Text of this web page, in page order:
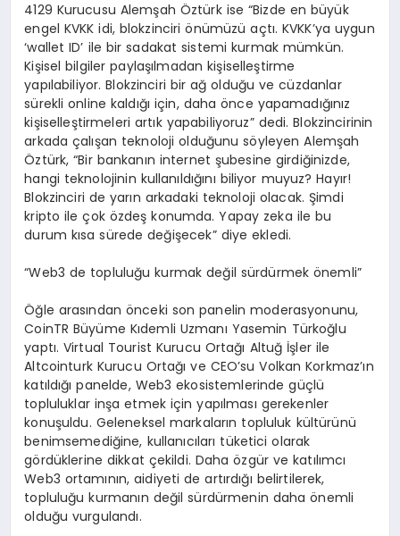
4129 Kurucusu Alemşah Öztürk ise “Bizde en büyük
engel KVKK idi, blokzinciri önümüzü açtı. KVKK’ya uygun
‘wallet ID’ ile bir sadakat sistemi kurmak mümkün.
Kişisel bilgiler paylaşılmadan kişiselleştirme
yapılabiliyor. Blokzinciri bir ağ olduğu ve cüzdanlar
sürekli online kaldığı için, daha önce yapamadığınız
kişiselleştirmeleri artık yapabiliyoruz” dedi. Blokzincirinin
arkada çalışan teknoloji olduğunu söyleyen Alemşah
Öztürk, “Bir bankanın internet şubesine girdiğinizde,
hangi teknolojinin kullanıldığını biliyor muyuz? Hayır!
Blokzinciri de yarın arkadaki teknoloji olacak. Şimdi
kripto ile çok özdeş konumda. Yapay zeka ile bu
durum kısa sürede değişecek” diye ekledi.
“Web3 de topluluğu kurmak değil sürdürmek önemli”
Öğle arasından önceki son panelin moderasyonunu,
CoinTR Büyüme Kıdemli Uzmanı Yasemin Türkoğlu
yaptı. Virtual Tourist Kurucu Ortağı Altuğ İşler ile
Altcointurk Kurucu Ortağı ve CEO’su Volkan Korkmaz’ın
katıldığı panelde, Web3 ekosistemlerinde güçlü
topluluklar inşa etmek için yapılması gerekenler
konuşuldu. Geleneksel markaların topluluk kültürünü
benimsemediğine, kullanıcıları tüketici olarak
gördüklerine dikkat çekildi. Daha özgür ve katılımcı
Web3 ortamının, aidiyeti de artırdığı belirtilerek,
topluluğu kurmanın değil sürdürmenin daha önemli
olduğu vurgulandı.